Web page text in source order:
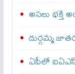
అసలు భక్తి
దుర్గమ్మ
ఏపీలో